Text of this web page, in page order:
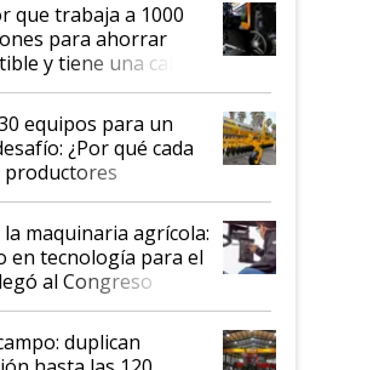
que trabaja a 1000
para ahorrar
y tiene una cabina
una computadora:
el mundo,
en Argentina
equipos para un
¿Por qué cada
productores
fertilizante bajo
la maquinaria agrícola:
en tecnología para el
al Congreso
2026
duplican